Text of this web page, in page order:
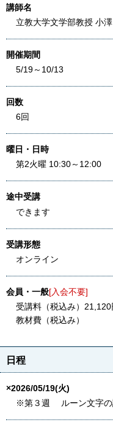
講師名
立教大学文学部教授 小
開催期間
5/19～10/13
回数
6回
曜日・日時
第2火曜 10:30～12:00
途中受講
できます
受講形態
オンライン
会員・一般[入会不要]
受講料（税込み）21,120
教材費（税込み）
日程
×2026/05/19(火)
※第３週 ルーン文字の